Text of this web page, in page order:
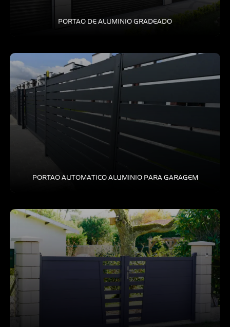
PORTAO DE ALUMINIO GRADEADO
PORTAO AUTOMATICO ALUMINIO PARA GARAGEM